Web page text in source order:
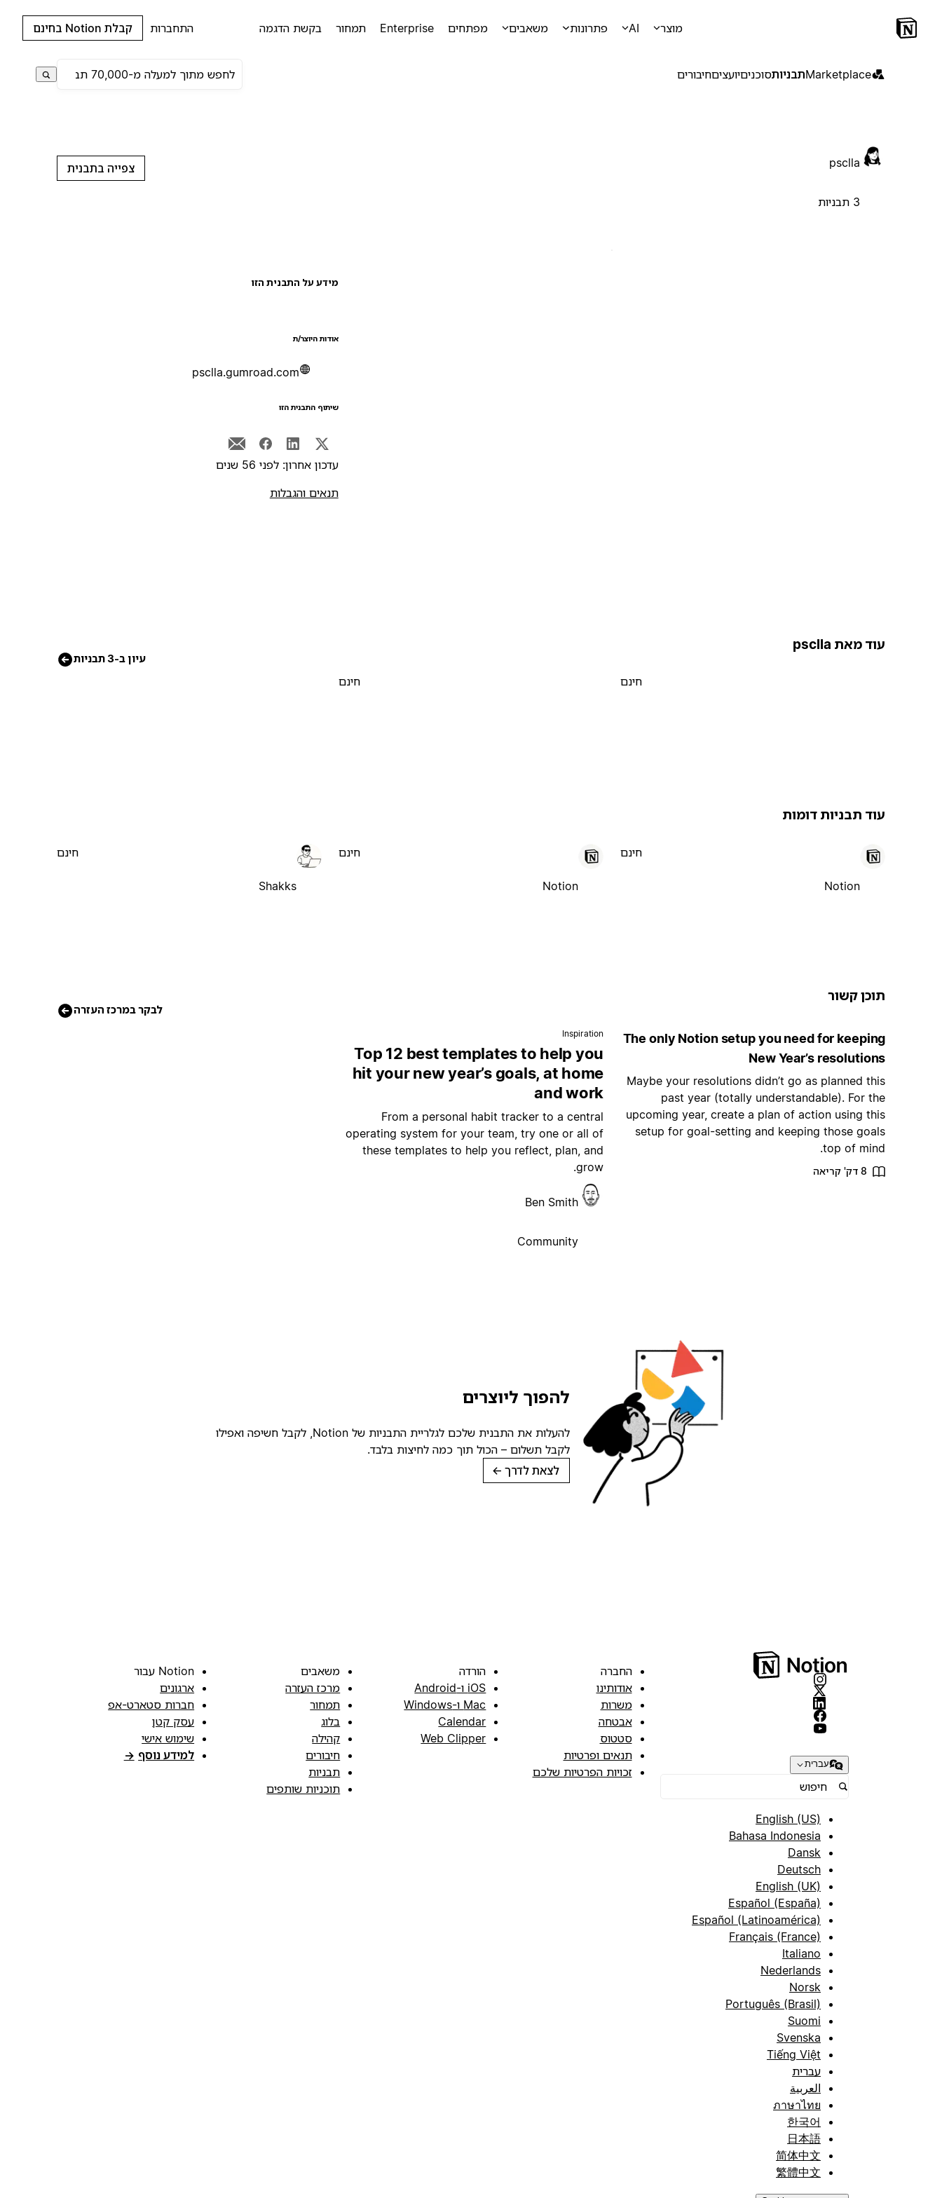
מוצר AI פתרונות משאבים מפתחים Enterprise תמחור בקשת הדגמה התחברות קבלת Notion בחינם
Marketplaceתבניותסוכניםיועציםחיבורים
psclla
3 תבניות
צפייה בתבנית
מידע על התבנית הזו
אודות היוצר/ת
psclla.gumroad.com
שיתוף התבנית הזו
עדכון אחרון: לפני 56 שנים
תנאים והגבלות
עוד מאת psclla
עיון ב-3 תבניות
חינם חינם
עוד תבניות דומות
Notion
חינם
Notion
חינם
Shakks
חינם
תוכן קשור
לבקר במרכז העזרה
The only Notion setup you need for keeping
New Year’s resolutions
Maybe your resolutions didn’t go as planned this
past year (totally understandable). For the
upcoming year, create a plan of action using this
setup for goal-setting and keeping those goals
top of mind.
8 דק' קריאה
Inspiration
Top 12 best templates to help you
hit your new year’s goals, at home
and work
From a personal habit tracker to a central
operating system for your team, try one or all of
these templates to help you reflect, plan, and
grow.
Ben Smith
Community
להפוך ליוצרים
להעלות את התבנית שלכם לגלריית התבניות של Notion, לקבל חשיפה ואפילו
לקבל תשלום – הכול תוך כמה לחיצות בלבד.
לצאת לדרך →
עברית
English (US)
Bahasa Indonesia
Dansk
Deutsch
English (UK)
Español (España)
Español (Latinoamérica)
Français (France)
Italiano
Nederlands
Norsk
Português (Brasil)
Suomi
Svenska
Tiếng Việt
עברית
العربية
ภาษาไทย
한국어
日本語
简体中文
繁體中文
החברה
אודותינו
משרות
אבטחה
סטטוס
תנאים ופרטיות
זכויות הפרטיות שלכם
הורדה
iOS ו-Android
Mac ו-Windows
Calendar
Web Clipper
משאבים
מרכז העזרה
תמחור
בלוג
קהילה
חיבורים
תבניות
תוכניות שותפים
Notion עבור
ארגונים
חברות סטארט-אפ
עסק קטן
שימוש אישי
למידע נוסף →